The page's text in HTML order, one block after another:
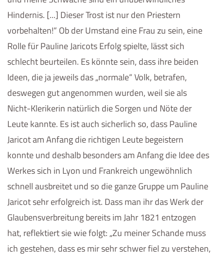
Hindernis. [...] Dieser Trost ist nur den Priestern
vorbehalten!“ Ob der Umstand eine Frau zu sein, eine
Rolle für Pauline Jaricots Erfolg spielte, lässt sich
schlecht beurteilen. Es könnte sein, dass ihre beiden
Ideen, die ja jeweils das „normale“ Volk, betrafen,
deswegen gut angenommen wurden, weil sie als
Nicht-Klerikerin natürlich die Sorgen und Nöte der
Leute kannte. Es ist auch sicherlich so, dass Pauline
Jaricot am Anfang die richtigen Leute begeistern
konnte und deshalb besonders am Anfang die Idee des
Werkes sich in Lyon und Frankreich ungewöhnlich
schnell ausbreitet und so die ganze Gruppe um Pauline
Jaricot sehr erfolgreich ist. Dass man ihr das Werk der
Glaubensverbreitung bereits im Jahr 1821 entzogen
hat, reflektiert sie wie folgt: „Zu meiner Schande muss
ich gestehen, dass es mir sehr schwer fiel zu verstehen,